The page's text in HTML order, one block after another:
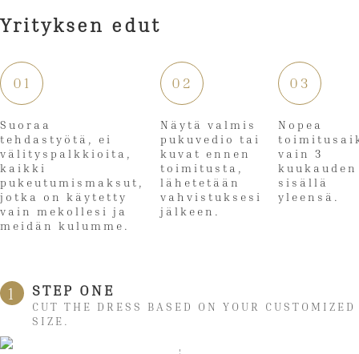
Yrityksen edut
01
Suoraa
tehdastyötä, ei
välityspalkkioita,
kaikki
pukeutumismaksut,
jotka on käytetty
vain mekollesi ja
meidän kulumme.
02
Näytä valmis
pukuvedio tai
kuvat ennen
toimitusta,
lähetetään
vahvistuksesi
jälkeen.
03
Nopea
vain 3
kuukauden
sisällä
yleensä.
1 STEP ONE
CUT THE DRESS BASED ON YOUR CUSTOMIZED
SIZE.